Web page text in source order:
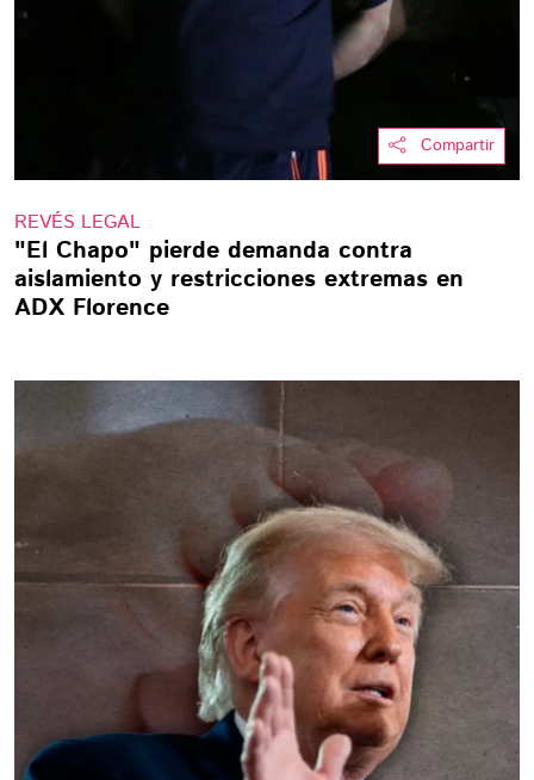
Compartir
REVÉS LEGAL
"El Chapo" pierde demanda contra
aislamiento y restricciones extremas en
ADX Florence